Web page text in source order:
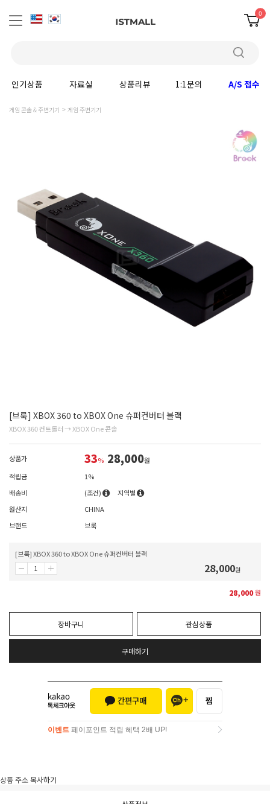
0
인기상품 자료실 상품리뷰 1:1문의 A/S 접수
게임 콘솔 & 주변기기 게임 주변기기
[브룩] XBOX 360 to XBOX One 슈퍼컨버터 블랙
XBOX 360 컨트롤러 → XBOX One 콘솔
상품가 33% 28,000원
적립금
1%
배송비
(조건)
지역별
원산지
CHINA
브랜드
브룩
[브룩] XBOX 360 to XBOX One 슈퍼컨버터 블랙
28,000원
28,000원
장바구니 관심상품
구매하기
이벤트 페이포인트 적립 혜택 2배 UP!
상품 주소 복사하기